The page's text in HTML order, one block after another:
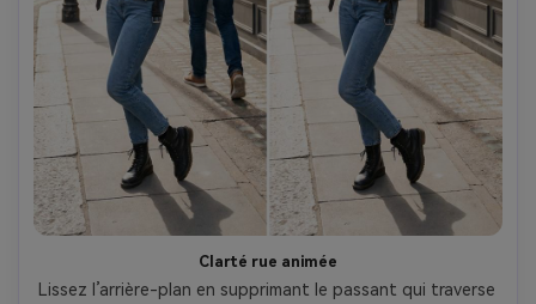
Clarté rue animée
Lissez l’arrière-plan en supprimant le passant qui traverse